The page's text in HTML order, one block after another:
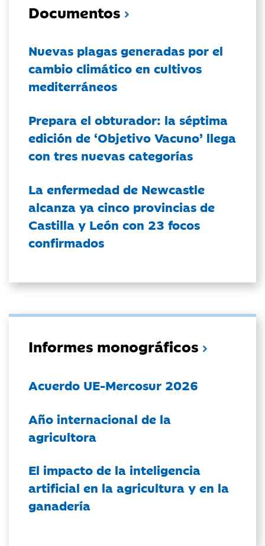
Documentos
Nuevas plagas generadas por el
cambio climático en cultivos
mediterráneos
Prepara el obturador: la séptima
edición de ‘Objetivo Vacuno’ llega
con tres nuevas categorías
La enfermedad de Newcastle
alcanza ya cinco provincias de
Castilla y León con 23 focos
confirmados
Informes monográficos
Acuerdo UE-Mercosur 2026
Año internacional de la
agricultora
El impacto de la inteligencia
artificial en la agricultura y en la
ganadería